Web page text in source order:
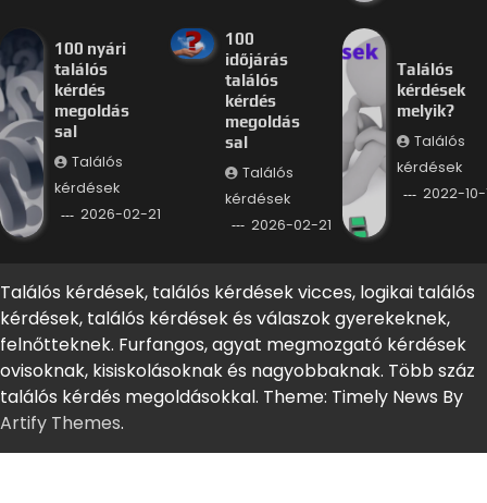
100 nyári
találós
kérdés
megoldás
sal
Találós
kérdések
2026-02-21
100
időjárás
találós
kérdés
megoldás
sal
Találós
kérdések
2026-02-21
Találós
kérdések
melyik?
Találós
kérdések
2022-10-
Találós kérdések, találós kérdések vicces, logikai találós
kérdések, találós kérdések és válaszok gyerekeknek,
felnőtteknek. Furfangos, agyat megmozgató kérdések
ovisoknak, kisiskolásoknak és nagyobbaknak. Több száz
találós kérdés megoldásokkal. Theme: Timely News By
Artify Themes.